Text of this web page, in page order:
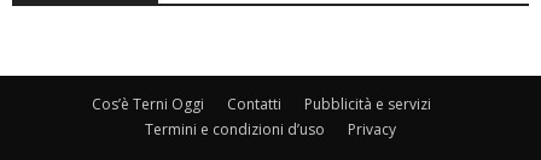
Cos’è Terni Oggi Contatti
Pubblicità e servizi
Termini e condizioni d’uso
Privacy